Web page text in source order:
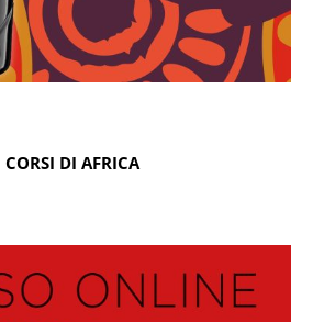
CORSI DI AFRICA